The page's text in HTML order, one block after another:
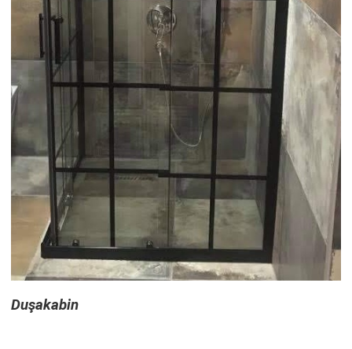
Duşakabin